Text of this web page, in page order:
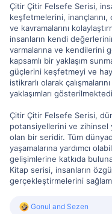
Çitir Çitir Felsefe Serisi,
keşfetmelerini,
ve kavramalarını
insanların kendi
varmalarına ve kendilerini
kapsamlı bir yaklaşım
güçlerini keşfetmeyi ve
istikrarlı olarak
yaklaşımları
Çitir Çitir Felsefe Serisi,
potansiyellerini ve zihinsel
olan bir seridir. Tüm
yaşamalarına yardımcı
gelişimlerine katkıda
Kitap serisi, insanların
gerçekleştirmelerini
R
Gonul and Sezen